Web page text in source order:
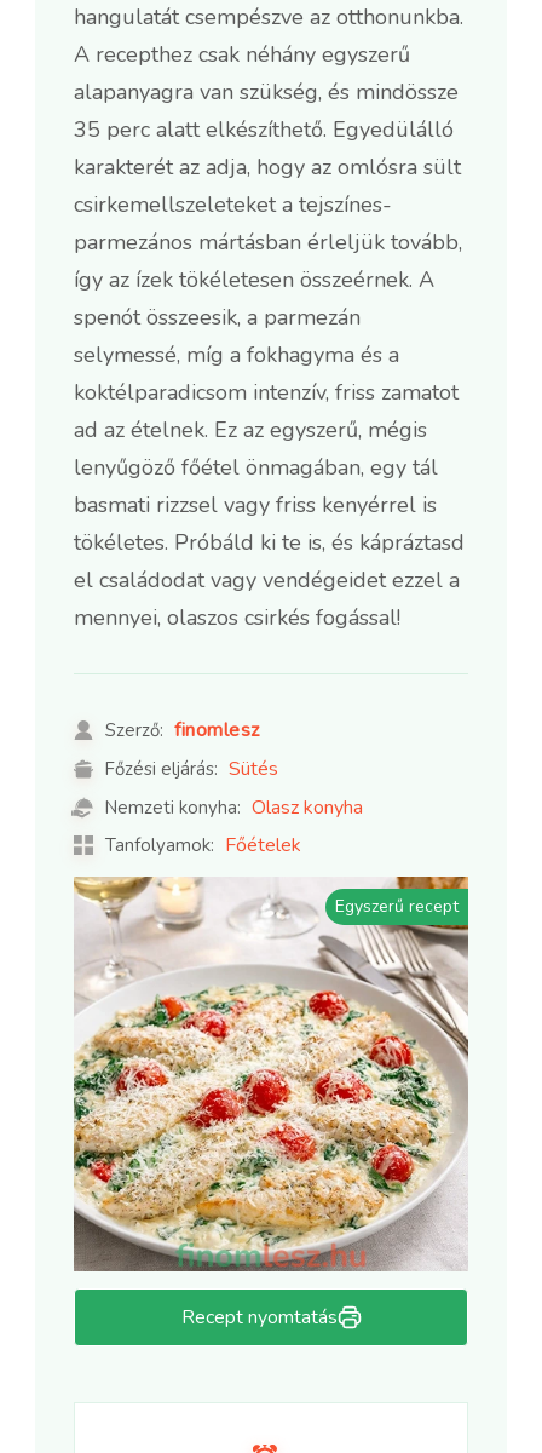
hangulatát csempészve az otthonunkba.
A recepthez csak néhány egyszerű
alapanyagra van szükség, és mindössze
35 perc alatt elkészíthető. Egyedülálló
karakterét az adja, hogy az omlósra sült
csirkemellszeleteket a tejszínes-
parmezános mártásban érleljük tovább,
így az ízek tökéletesen összeérnek. A
spenót összeesik, a parmezán
selymessé, míg a fokhagyma és a
koktélparadicsom intenzív, friss zamatot
ad az ételnek. Ez az egyszerű, mégis
lenyűgöző főétel önmagában, egy tál
basmati rizzsel vagy friss kenyérrel is
tökéletes. Próbáld ki te is, és kápráztasd
el családodat vagy vendégeidet ezzel a
mennyei, olaszos csirkés fogással!
Szerző: finomlesz
Főzési eljárás: Sütés
Nemzeti konyha: Olasz konyha
Tanfolyamok: Főételek
Recept nyomtatás
Egyszerű recept